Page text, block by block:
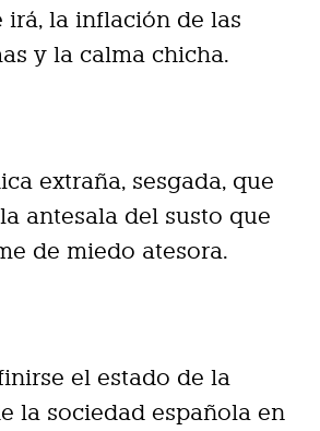
irá, la inflación de las
y la calma chicha.
extraña, sesgada, que
antesala del susto que
de miedo atesora.
el estado de la
la sociedad española en